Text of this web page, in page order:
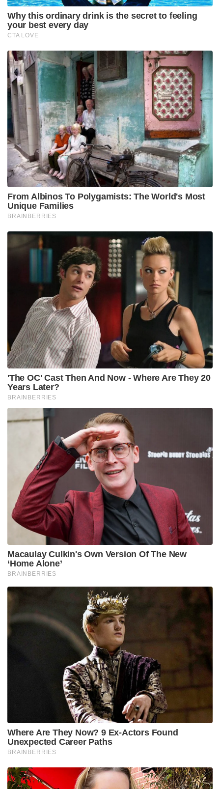
Why this ordinary drink is the secret to feeling
your best every day
CTA LOVE
From Albinos To Polygamists: The World's Most
Unique Families
BRAINBERRIES
'The OC' Cast Then And Now - Where Are They 20
Years Later?
BRAINBERRIES
Macaulay Culkin's Own Version Of The New
‘Home Alone’
BRAINBERRIES
Where Are They Now? 9 Ex-Actors Found
Unexpected Career Paths
BRAINBERRIES